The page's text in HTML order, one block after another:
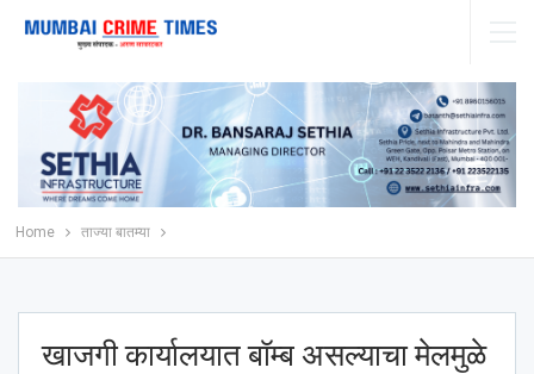
Home ताज्या बातम्या
खाजगी कार्यालयात बॉम्ब असल्याचा मेलमुळे